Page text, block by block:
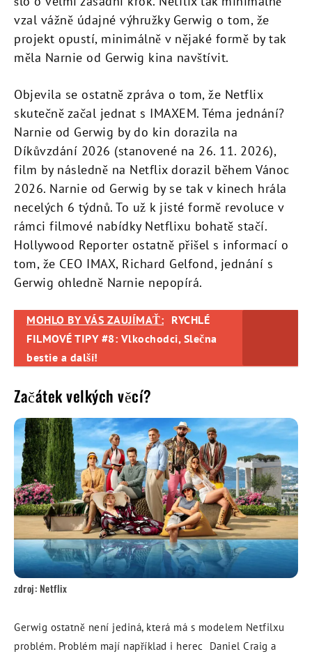
vzal vážně údajné výhružky Gerwig o tom, že
projekt opustí, minimálně v nějaké formě by tak
měla Narnie od Gerwig kina navštívit.
Objevila se ostatně zpráva o tom, že Netflix
skutečně začal jednat s IMAXEM. Téma jednání?
Narnie od Gerwig by do kin dorazila na
Díkůvzdání 2026 (stanovené na 26. 11. 2026),
film by následně na Netflix dorazil během Vánoc
2026. Narnie od Gerwig by se tak v kinech hrála
necelých 6 týdnů. To už k jisté formě revoluce v
rámci filmové nabídky Netflixu bohatě stačí.
Hollywood Reporter ostatně přišel s informací o
tom, že CEO IMAX, Richard Gelfond, jednání s
Gerwig ohledně Narnie nepopírá.
MOHLO BY VÁS ZAUJÍMAŤ: RYCHLÉ
FILMOVÉ TIPY #8: Vlkochodci, Slečna
bestie a další!
Začátek velkých věcí?
zdroj: Netflix
Gerwig ostatně není jediná, která má s modelem Netfilxu
problém. Problém mají například i herec Daniel Craig a